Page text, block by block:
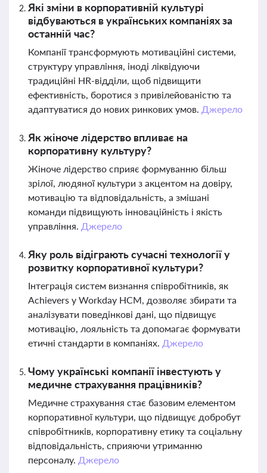
Які зміни в корпоративній культурі
відбуваються в українських компаніях за
останній час?
Компанії трансформують мотиваційні системи,
структуру управління, іноді ліквідуючи
традиційні HR-відділи, щоб підвищити
ефективність, боротися з привілейованістю та
адаптуватися до нових ринкових умов. Джерело
Як жіноче лідерство впливає на
корпоративну культуру?
Жіноче лідерство сприяє формуванню більш
зрілої, людяної культури з акцентом на довіру,
мотивацію та відповідальність, а змішані
команди підвищують інноваційність і якість
управління. Джерело
Яку роль відіграють сучасні технології у
розвитку корпоративної культури?
Інтеграція систем визнання співробітників, як
Achievers у Workday HCM, дозволяє збирати та
аналізувати поведінкові дані, що підвищує
мотивацію, лояльність та допомагає формувати
етичні стандарти в компаніях. Джерело
Чому українські компанії інвестують у
медичне страхування працівників?
Медичне страхування стає базовим елементом
корпоративної культури, що підвищує добробут
співробітників, корпоративну етику та соціальну
відповідальність, сприяючи утриманню
персоналу. Джерело